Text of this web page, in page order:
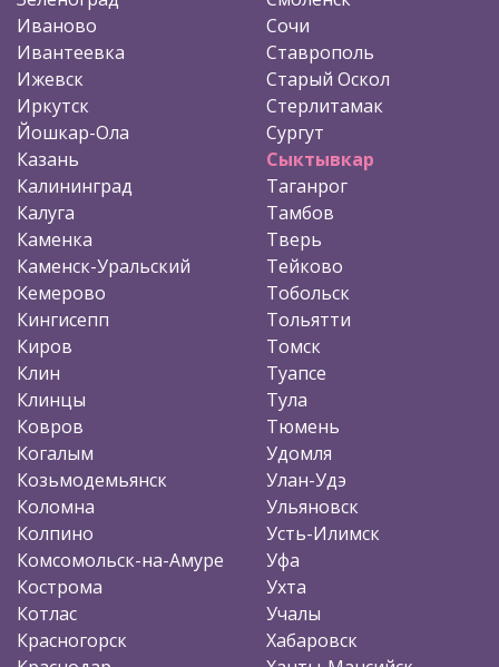
Иваново
Ивантеевка
Ижевск
Иркутск
Йошкар-Ола
Казань
Калининград
Калуга
Каменка
Каменск-Уральский
Кемерово
Кингисепп
Киров
Клин
Клинцы
Ковров
Когалым
Козьмодемьянск
Коломна
Колпино
Комсомольск-на-Амуре
Кострома
Котлас
Красногорск
Сочи
Ставрополь
Старый Оскол
Стерлитамак
Сургут
Сыктывкар
Таганрог
Тамбов
Тверь
Тейково
Тобольск
Тольятти
Томск
Туапсе
Тула
Тюмень
Удомля
Улан-Удэ
Ульяновск
Усть-Илимск
Уфа
Ухта
Учалы
Хабаровск